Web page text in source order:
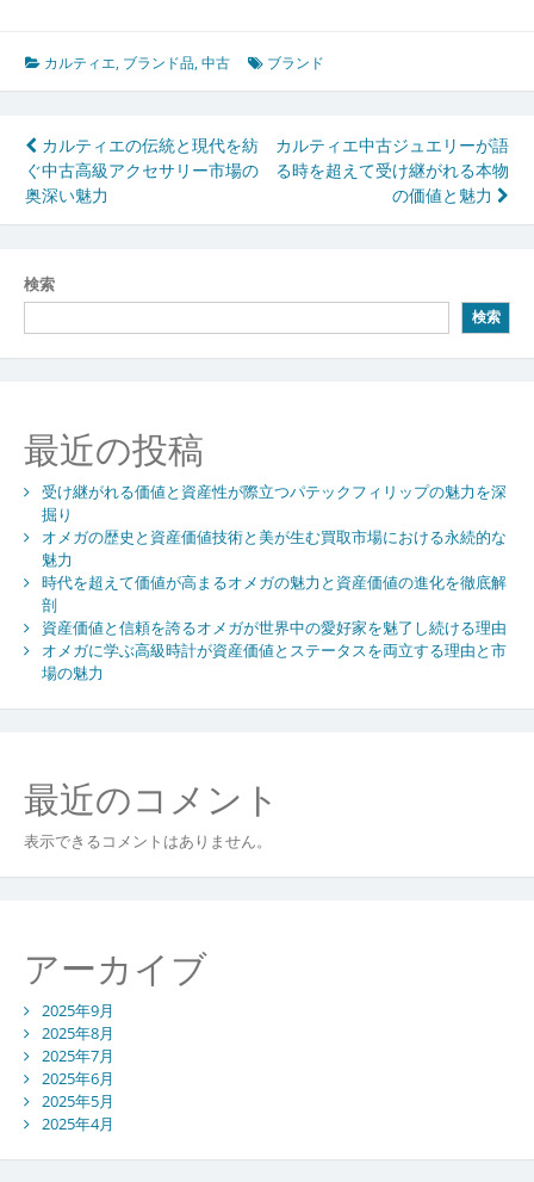
カルティエ, ブランド品,中古 ブランド
投
稿
ナ
ビ
ゲ
ー
ョ
ン
カルティエの伝統と現代を紡
ぐ中古高級アクセサリー市場の
奥深い魅力
カルティエ中古ジュエリーが語
る時を超えて受け継がれる本物
の価値と魅力
検索
検索
最近の投稿
受け継がれる価値と資産性が際立つパテックフィリップの魅力を深
掘り
オメガの歴史と資産価値技術と美が生む買取市場における永続的な
魅力
時代を超えて価値が高まるオメガの魅力と資産価値の進化を徹底解
剖
資産価値と信頼を誇るオメガが世界中の愛好家を魅了し続ける理由
オメガに学ぶ高級時計が資産価値とステータスを両立する理由と市
場の魅力
最近のコメント
表示できるコメントはありません。
アーカイブ
2025年9月
2025年8月
2025年7月
2025年6月
2025年5月
2025年4月